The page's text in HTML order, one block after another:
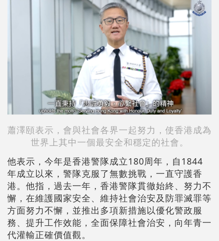
蕭澤頤表示，會與社會各界一起努力，使香港成為
世界上其中一個最安全和穩定的社會。
他表示，今年是香港警隊成立180周年，自1844
年成立以來，警隊克服了無數挑戰，一直守護香
港。他指，過去一年，香港警隊貫徹始終、努力不
懈，在維護國家安全、維持社會治安及防罪滅罪等
方面努力不懈，並推出多項新措施以優化警政服
務、提升工作效能，全面保障社會治安，向年青一
代灌輸正確價值觀。